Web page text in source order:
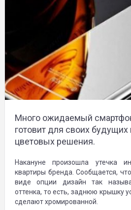
Много ожидаемый
готовит для своих будущих
цветовых решения.
Накануне произошла утечка
квартиры бренда. Сообщается,
виде опции дизайн так
оттенка, то есть, заднюю крышку
сделают хромированной.